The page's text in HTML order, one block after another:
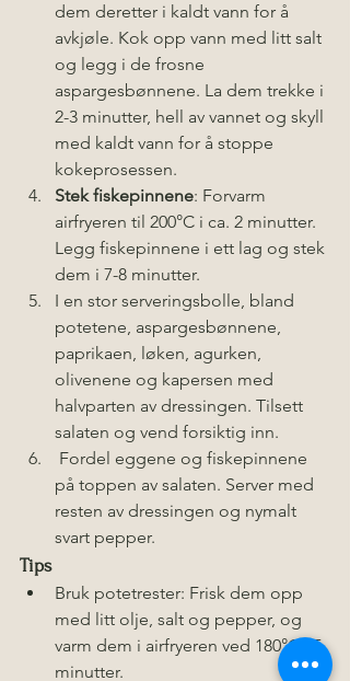
dem deretter i kaldt vann for å
avkjøle. Kok opp vann med litt salt
og legg i de frosne
aspargesbønnene. La dem trekke i
2-3 minutter, hell av vannet og skyll
med kaldt vann for å stoppe
kokeprosessen.
Stek fiskepinnene: Forvarm
airfryeren til 200°C i ca. 2 minutter.
Legg fiskepinnene i ett lag og stek
dem i 7-8 minutter.
I en stor serveringsbolle, bland
potetene, aspargesbønnene,
paprikaen, løken, agurken,
olivenene og kapersen med
halvparten av dressingen. Tilsett
salaten og vend forsiktig inn.
på toppen av salaten. Server med
resten av dressingen og nymalt
svart pepper.
Tips
Bruk potetrester: Frisk dem opp
med litt olje, salt og pepper, og
varm dem i airfryeren ved 180°C i 5
minutter.